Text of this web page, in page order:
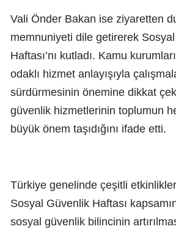
Vali Önder Bakan ise ziyaretten
memnuniyeti dile getirerek
Haftası’nı kutladı. Kamu
odaklı hizmet anlayışıyla
sürdürmesinin önemine dikkat
güvenlik hizmetlerinin toplumun
büyük önem taşıdığını ifade etti.
Türkiye genelinde çeşitli
Sosyal Güvenlik Haftası
sosyal güvenlik bilincinin